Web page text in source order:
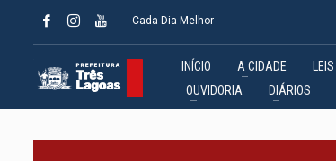
Cada Dia Melhor
INÍCIO A CIDADE LEIS
OUVIDORIA
DIÁRIOS